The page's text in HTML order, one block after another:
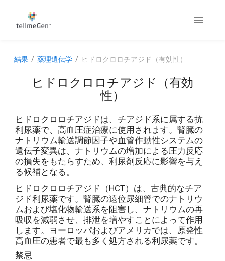
結果 薬理遺伝学 ヒドロクロロチアジド（有効性）
ヒドロクロロチアジド（有効
性）
ヒドロクロロチアジドは、チアジド系に属する抗
利尿薬で、高血圧症治療に使用されます。腎臓の
ナトリウム輸送調節因子や血管作動性システムの
遺伝子変異は、ナトリウムの増加による圧力反応
の損失をもたらすため、利尿剤反応に影響を与え
る候補となる。
ヒドロクロロチアジド（HCT）は、古典的なチア
ジド利尿薬です。腎臓の遠位尿細管でのナトリウ
ムおよび塩化物輸送系を阻害し、ナトリウムの再
吸収を減弱させ、排泄を増やすことによって作用
します。ヨーロッパおよびアメリカでは、原発性
高血圧の患者で最も多く処方される利尿薬です。
禁忌